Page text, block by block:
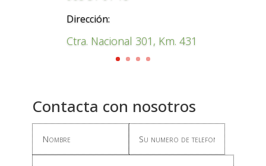
Dirección:
Ctra. Nacional 301, Km. 431
Contacta con nosotros